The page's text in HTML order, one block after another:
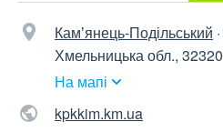
Камʼянець-Подільський ·
Хмельницька обл., 32320
На мапі
kpkkim.km.ua